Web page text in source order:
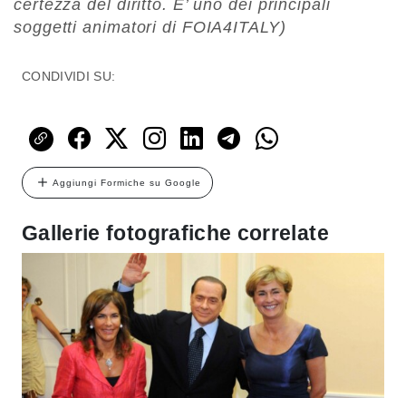
certezza del diritto. E’ uno dei principali
soggetti animatori di FOIA4ITALY)
CONDIVIDI SU:
Aggiungi Formiche su Google
Gallerie fotografiche correlate